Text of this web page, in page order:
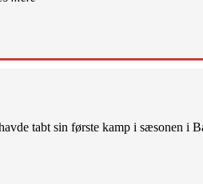
tabt sin første kamp i sæsonen i